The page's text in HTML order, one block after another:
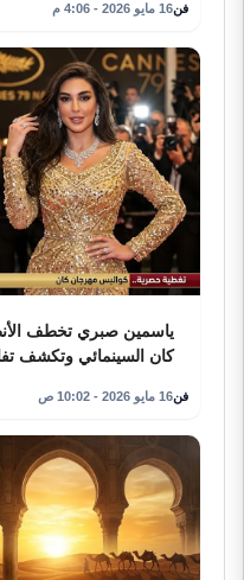
فن16 مايو 2026 - 4:06 م
ياسمين صبري تخطف
كان السينمائي وتكشف
فن16 مايو 2026 - 10:02 ص